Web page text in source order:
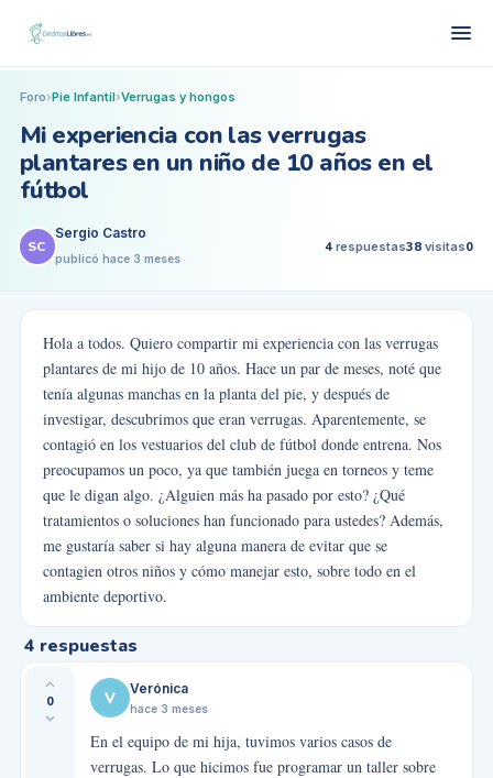
Foro›Pie Infantil›Verrugas y hongos
Mi experiencia con las verrugas
plantares en un niño de 10 años en el
fútbol
SC
Sergio Castro
publicó hace 3 meses
4 respuestas38 visitas0
Hola a todos. Quiero compartir mi experiencia con las verrugas
plantares de mi hijo de 10 años. Hace un par de meses, noté que
tenía algunas manchas en la planta del pie, y después de
investigar, descubrimos que eran verrugas. Aparentemente, se
contagió en los vestuarios del club de fútbol donde entrena. Nos
preocupamos un poco, ya que también juega en torneos y teme
que le digan algo. ¿Alguien más ha pasado por esto? ¿Qué
tratamientos o soluciones han funcionado para ustedes? Además,
me gustaría saber si hay alguna manera de evitar que se
contagien otros niños y cómo manejar esto, sobre todo en el
ambiente deportivo.
4 respuestas
0 V Verónica
hace 3 meses
En el equipo de mi hija, tuvimos varios casos de
verrugas. Lo que hicimos fue programar un taller sobre